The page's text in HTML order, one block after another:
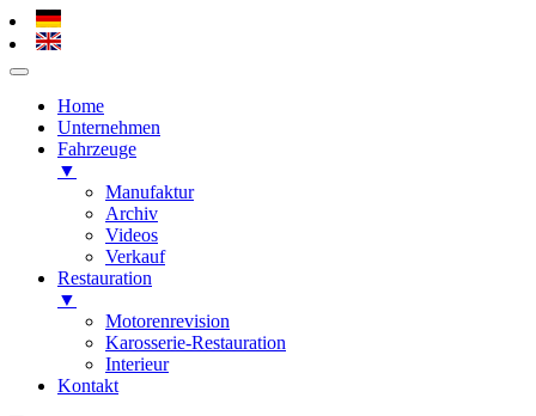
Home
Unternehmen
Fahrzeuge
▼
Manufaktur
Archiv
Videos
Verkauf
Restauration
▼
Motorenrevision
Karosserie-Restauration
Interieur
Kontakt